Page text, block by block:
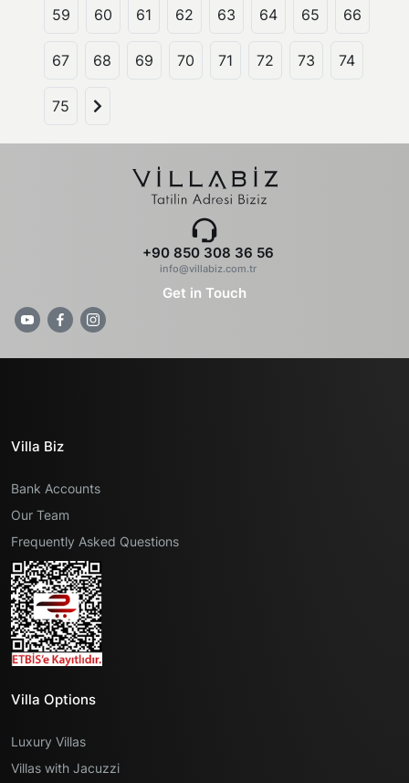
59 60 61 62 63 64 65 66
67 68 69 70 71 72 73 74
75
+90 850 308 36 56
info@villabiz.com.tr
Get in Touch
Villa Biz
Bank Accounts
Our Team
Frequently Asked Questions
Villa Options
Luxury Villas
Villas with Jacuzzi